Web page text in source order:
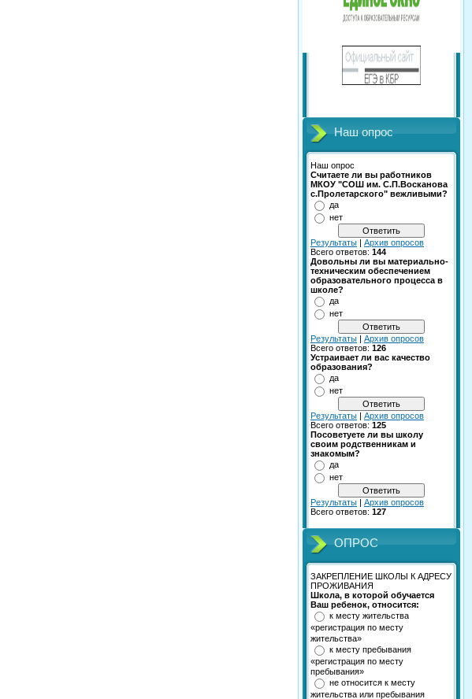
Наш опрос
Наш опрос
Считаете ли вы работников
МКОУ "СОШ им. С.П.Восканова
с.Пролетарского" вежливыми?
да
нет
Результаты
Архив опросов
Всего ответов: 144
Довольны ли вы материально-
техническим обеспечением
образовательного процесса в
школе?
да
нет
Результаты
Архив опросов
Всего ответов: 126
Устраивает ли вас качество
образования?
да
нет
Результаты
Архив опросов
Всего ответов: 125
Посоветуете ли вы школу
своим родственникам и
знакомым?
да
нет
Результаты
Архив опросов
Всего ответов: 127
ОПРОС
ЗАКРЕПЛЕНИЕ ШКОЛЫ К АДРЕСУ
ПРОЖИВАНИЯ
Школа, в которой обучается
Ваш ребенок, относится:
к месту жительства
«регистрация по месту
жительства»
к месту пребывания
«регистрация по месту
пребывания»
не относится к месту
жительства или пребывания